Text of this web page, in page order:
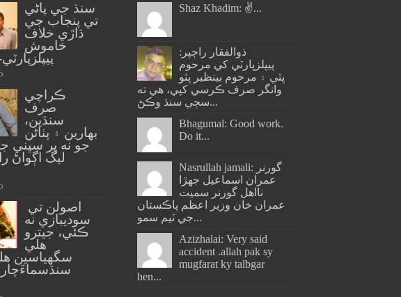
سنڌ جي پاڻي
تي پنجاب جي
ڌاڙي خلاف
خاموش
ڪراچي
صرف
سنڌين،
بهارين ۽ پٺاڻن
جو نه پر سڀني
ليگ اڳواڻ
سوديبازي نه
ڪئي، جيترو
هلي
سگهياسين
سنڌسماءَچار
Shaz Khadim: ✌️...
ذوالفقار راڄپر:
پيپلزپارٽي کي مرحوم
ڀٽي ۽ مرحوم بينظير ڀٽو
وانگر صرف ڪرسي کپي، هي ته
سڄي سنڌ وڪڻ...
Bhagumal: Good work.
Do it...
Nasrullah jamali: گورنر
عمران اسماعيل جھڙا
نااهل گورنر سميت
عمران خان وزير اعظم پاڪستان
جي ٽيم سمو...
Azizhalai: Very said
accident .allah pak sy
mugfarat ky talbgar
hen...